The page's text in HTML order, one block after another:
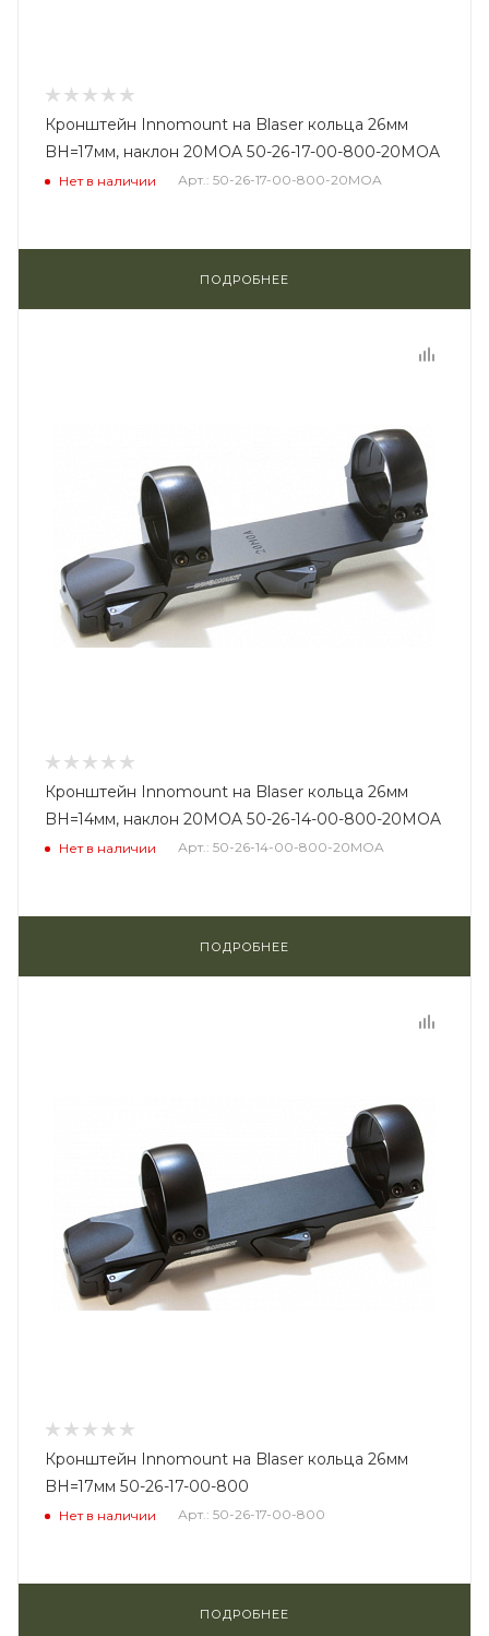
Кронштейн Innomount на Blaser кольца 26мм
BH=17мм, наклон 20MOA 50-26-17-00-800-20MOA
Нет в наличии Арт.: 50-26-17-00-800-20MOA
ПОДРОБНЕЕ
Кронштейн Innomount на Blaser кольца 26мм
BH=14мм, наклон 20MOA 50-26-14-00-800-20MOA
Нет в наличии Арт.: 50-26-14-00-800-20MOA
ПОДРОБНЕЕ
Кронштейн Innomount на Blaser кольца 26мм
BH=17мм 50-26-17-00-800
Нет в наличии Арт.: 50-26-17-00-800
ПОДРОБНЕЕ